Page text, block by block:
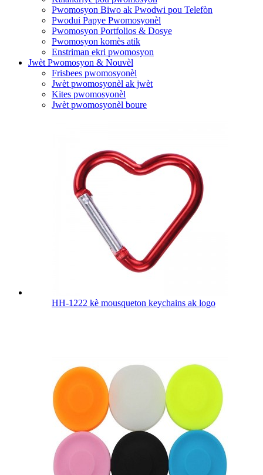
Pwomosyon Biwo ak Pwodwi pou Telefòn
Pwodui Papye Pwomosyonèl
Pwomosyon Portfolios & Dosye
Pwomosyon komès atik
Enstriman ekri pwomosyon
Jwèt Pwomosyon & Nouvèl
Frisbees pwomosyonèl
Jwèt pwomosyonèl ak jwèt
Kites pwomosyonèl
Jwèt pwomosyonèl boure
HH-1222 kè mousqueton keychains ak logo